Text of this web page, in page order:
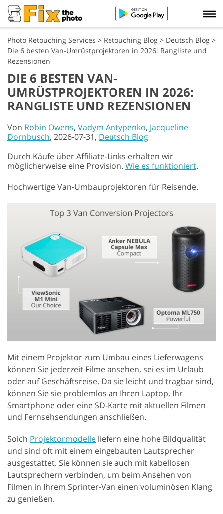
Photo Retouching Services > Retouching Blog > Deutsch Blog >
Die 6 besten Van-Umrüstprojektoren in 2026: Rangliste und
Rezensionen
DIE 6 BESTEN VAN-
UMRÜSTPROJEKTOREN IN 2026:
RANGLISTE UND REZENSIONEN
Von Robin Owens, Vadym Antypenko, Jacqueline
Dornbusch, 2026-07-31, Deutsch Blog
Durch Käufe über Affiliate-Links erhalten wir
möglicherweise eine Provision. Wie es funktioniert.
Hochwertige Van-Umbauprojektoren für Reisende.
Mit einem Projektor zum Umbau eines Lieferwagens
können Sie jederzeit Filme ansehen, sei es im Urlaub
oder auf Geschäftsreise. Da sie leicht und tragbar sind,
können Sie sie problemlos an Ihren Laptop, Ihr
Smartphone oder eine SD-Karte mit aktuellen Filmen
und Fernsehsendungen anschließen.
Solch Projektormodelle liefern eine hohe Bildqualität
und sind oft mit einem eingebauten Lautsprecher
ausgestattet. Sie können sie auch mit kabellosen
Lautsprechern verbinden, um beim Ansehen von
Filmen in Ihrem Sprinter-Van einen voluminösen Klang
zu genießen.